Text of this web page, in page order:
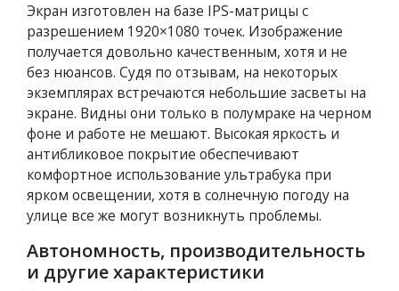
Экран изготовлен на базе IPS-матрицы с
разрешением 1920×1080 точек. Изображение
получается довольно качественным, хотя и не
без нюансов. Судя по отзывам, на некоторых
экземплярах встречаются небольшие засветы на
экране. Видны они только в полумраке на черном
фоне и работе не мешают. Высокая яркость и
антибликовое покрытие обеспечивают
комфортное использование ультрабука при
ярком освещении, хотя в солнечную погоду на
улице все же могут возникнуть проблемы.
Автономность, производительность
и другие характеристики